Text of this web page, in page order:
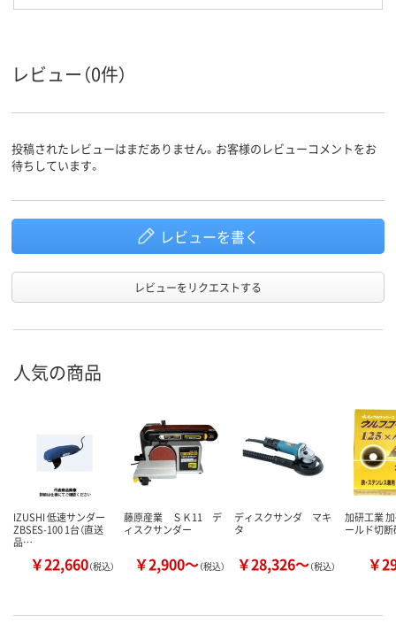
レビュー（0件）
投稿されたレビューはまだありません。お客様のレビューコメントをお
待ちしています。
レビューを書く
レビューをリクエストする
人気の商品
IZUSHI 低速サンダー
ZBSES-100 1台（直送
品…
￥22,660（税込）
藤原産業 ＳＫ11 デ
ィスクサンダー
￥2,900～（税込）
ディスクサンダ マキ
タ
￥28,326～（税込）
加研工業
ールド切
￥